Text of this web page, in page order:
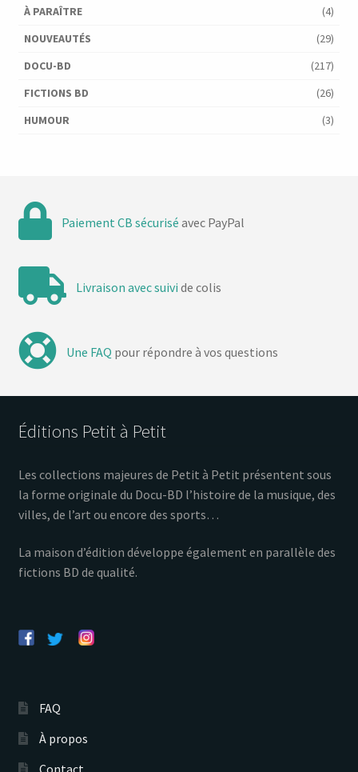
À PARAÎTRE
(4)
NOUVEAUTÉS
(29)
DOCU-BD
(217)
FICTIONS BD
(26)
HUMOUR
(3)
Paiement CB sécurisé avec PayPal
Livraison avec suivi de colis
Une FAQ pour répondre à vos questions
Éditions Petit à Petit
Les collections majeures de Petit à Petit présentent sous
la forme originale du Docu-BD l’histoire de la musique, des
villes, de l’art ou encore des sports…
La maison d’édition développe également en parallèle des
fictions BD de qualité.
FAQ
À propos
Contact